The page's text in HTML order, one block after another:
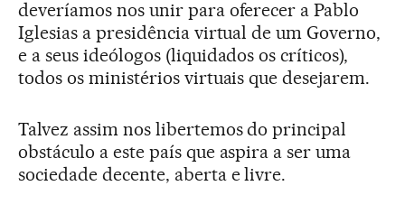
deveríamos nos unir para oferecer a Pablo
Iglesias a presidência virtual de um Governo,
e a seus ideólogos (liquidados os críticos),
todos os ministérios virtuais que desejarem.
Talvez assim nos libertemos do principal
obstáculo a este país que aspira a ser uma
sociedade decente, aberta e livre.